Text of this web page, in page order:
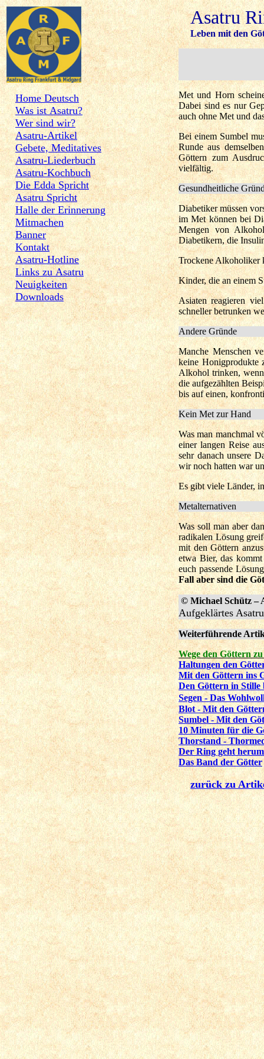
Home Deutsch
Was ist Asatru?
Wer sind wir?
Asatru-Artikel
Gebete, Meditatives
Asatru-Liederbuch
Asatru-Kochbuch
Die Edda Spricht
Asatru Spricht
Halle der Erinnerung
Mitmachen
Banner
Kontakt
Asatru-Hotline
Links zu Asatru
Neuigkeiten
Downloads
Asatru
Leben mit den
Met und Horn
Dabei sind es nur
auch ohne Met und
Bei einem Sumbel
Runde aus
Göttern zum
vielfältig.
Gesundheitliche
Diabetiker müssen
im Met können bei
Mengen von
Diabetikern, die
Trockene Alkoholiker
Kinder, die an einem
Asiaten reagieren
schneller betrunken
Andere Gründe
Manche Menschen
keine Honigprodukte
Alkohol trinken,
die aufgezählten
bis auf einen,
Kein Met zur Hand
Was man manchmal
einer langen Reise
sehr danach unsere
wir noch hatten war
Es gibt viele Länder,
Metalternativen
Was soll man aber
radikalen Lösung
mit den Göttern
etwa Bier, das
euch passende Lösung
Fall aber sind die
© Michael Schütz
Aufgeklärtes
Weiterführende
Wege den Göttern
Haltungen den
Mit den Göttern ins
Den Göttern in Stille
Segen - Das
Blot - Mit den
Sumbel - Mit den
10 Minuten für die
Thorstand -
Der Ring geht
Das Band der Götter
zurück zu